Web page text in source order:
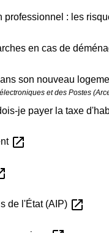
professionnel : les
en cas de
son nouveau
et des Postes
je payer la taxe
open_in_new
de l'État (AIP) open_in_new